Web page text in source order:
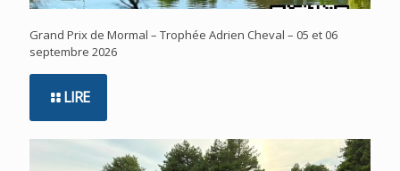
Grand Prix de Mormal – Trophée Adrien Cheval – 05 et 06
septembre 2026
LIRE